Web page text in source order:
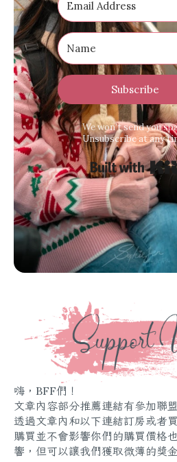
Subscribe
We won’t send you
Unsubscribe at any
嗨，BFF們！
文章內容部分推薦連結有參加聯
透過文章內和以下連結訂房或者
購買並不會影響你們的購買價格
響，但可以讓我們獲取微薄的獎